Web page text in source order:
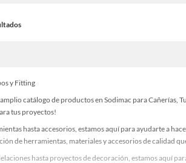
y Fitting
catálogo de productos en Sodimac para Cañerías,
tus proyectos!
hasta accesorios, estamos aquí para ayudarte a
de herramientas, materiales y accesorios de calidad
hasta proyectos de decoración, estamos aquí